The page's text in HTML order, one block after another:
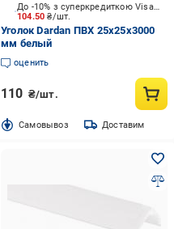
104.50₴/шт.
До -10% з суперкредиткою Visa Вигода
Уголок Dardan ПВХ 25х25х3000
мм белый
оценить
110 ₴/шт.
Cамовывоз Доставим